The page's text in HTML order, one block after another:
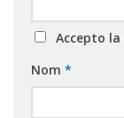
Accepto la
Nom *